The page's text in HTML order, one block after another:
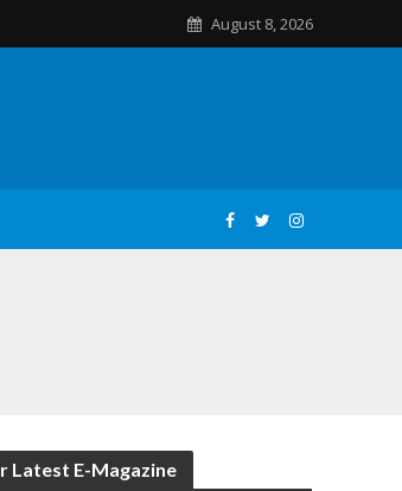
August 8, 2026
Latest E-Magazine